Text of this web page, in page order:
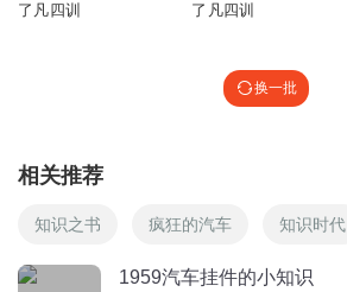
了凡四训 了凡四训
换一批
相关推荐
知识之书 疯狂的汽车 知识时代
1959汽车挂件的小知识